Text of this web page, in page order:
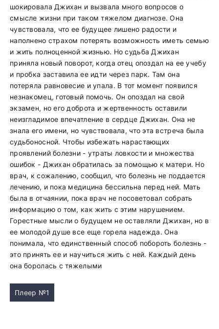
шокировала Джихан и вызвала много вопросов о
смысле жизни при таком тяжелом диагнозе. Она
чувствовала, что ее будущее лишено радости и
наполнено страхом потерять возможность иметь семью
и жить полноценной жизнью. Но судьба Джихан
приняла новый поворот, когда отец опоздал на ее учебу
и пробка заставила ее идти через парк. Там она
потеряла равновесие и упала. В тот момент появился
незнакомец, готовый помочь. Он опоздал на свой
экзамен, но его доброта и жертвенность оставили
неизгладимое впечатление в сердце Джихан. Она не
знала его имени, но чувствовала, что эта встреча была
судьбоносной. Чтобы избежать нарастающих
проявлений болезни - утраты ловкости и множества
ошибок - Джихан обратилась за помощью к матери. Но
врач, к сожалению, сообщил, что болезнь не поддается
лечению, и пока медицина бессильна перед ней. Мать
была в отчаянии, пока врач не посоветовал собрать
информацию о том, как жить с этим нарушением.
Горестные мысли о будущем не оставляли Джихан, но в
ее молодой душе все еще горела надежда. Она
понимала, что единственный способ побороть болезнь -
это принять ее и научиться жить с ней. Каждый день
она боролась с тяжелыми
Плеер №1